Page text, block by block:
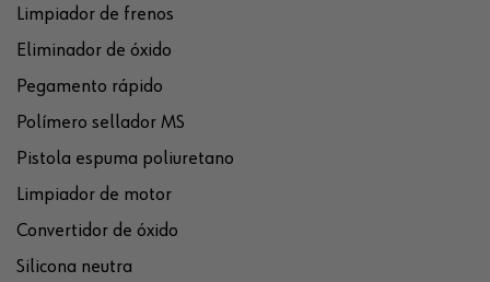
Limpiador de frenos
Eliminador de óxido
Pegamento rápido
Polímero sellador MS
Pistola espuma poliuretano
Limpiador de motor
Convertidor de óxido
Silicona neutra